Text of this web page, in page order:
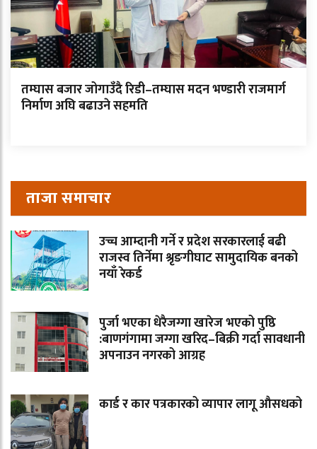
तम्घास बजार जोगाउँदै रिडी–तम्घास मदन भण्डारी राजमार्ग
निर्माण अघि बढाउने सहमति
ताजा समाचार
उच्च आम्दानी गर्ने र प्रदेश सरकारलाई बढी
राजस्व तिर्नेमा श्रृङगीघाट सामुदायिक बनको
नयाँ रेकर्ड
पुर्जा भएका धेरैजग्गा खारेज भएको पुष्ठि
:बाणगंगामा जग्गा खरिद–बिक्री गर्दा सावधानी
अपनाउन नगरको आग्रह
कार्ड र कार पत्रकारको व्यापार लागू औसधको